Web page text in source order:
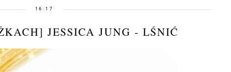
16:17
JESSICA JUNG - LŚNIĆ